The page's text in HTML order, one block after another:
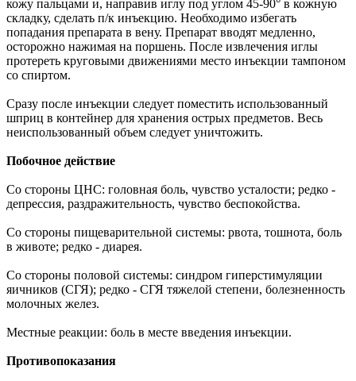
кожу пальцами и, направив иглу под углом 45-90° в кожную
складку, сделать п/к инъекцию. Необходимо избегать
попадания препарата в вену. Препарат вводят медленно,
осторожно нажимая на поршень. После извлечения иглы
протереть круговыми движениями место инъекции тампоном
со спиртом.
Сразу после инъекции следует поместить использованный
шприц в контейнер для хранения острых предметов. Весь
неиспользованный объем следует уничтожить.
Побочное действие
Со стороны ЦНС: головная боль, чувство усталости; редко -
депрессия, раздражительность, чувство беспокойства.
Со стороны пищеварительной системы: рвота, тошнота, боль
в животе; редко - диарея.
Со стороны половой системы: синдром гиперстимуляции
яичников (СГЯ); редко - СГЯ тяжелой степени, болезненность
молочных желез.
Местные реакции: боль в месте введения инъекции.
Противопоказания